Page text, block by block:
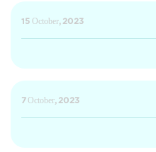
15 October, 2023
7 October, 2023